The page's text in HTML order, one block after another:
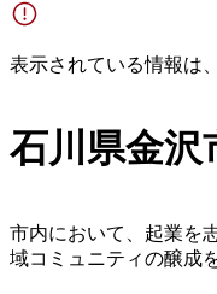
表示されている情報は
石川県金
市内において、起業を
域コミュニティの醸成